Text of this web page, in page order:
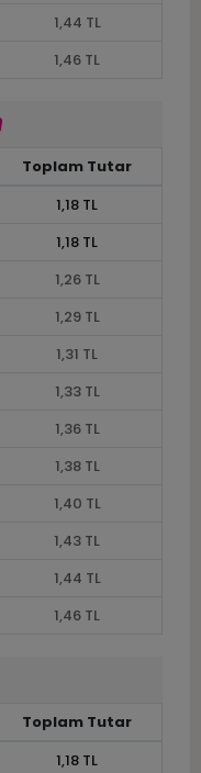
1,44 TL
1,46 TL
Toplam Tutar
1,18 TL
1,18 TL
1,26 TL
1,29 TL
1,31 TL
1,33 TL
1,36 TL
1,38 TL
1,40 TL
1,43 TL
1,44 TL
1,46 TL
Toplam Tutar
1,18 TL